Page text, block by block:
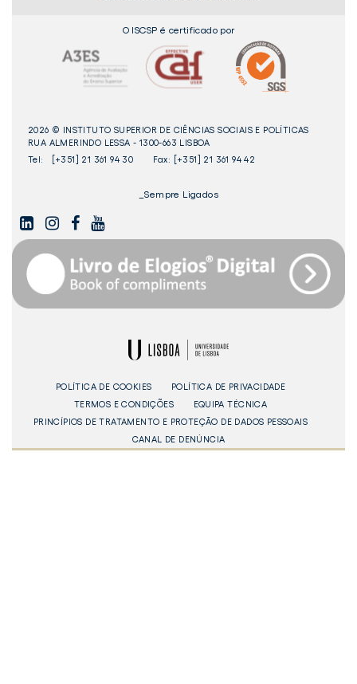
O ISCSP é certificado por
2026 © INSTITUTO SUPERIOR DE CIÊNCIAS SOCIAIS E POLÍTICAS
RUA ALMERINDO LESSA - 1300-663 LISBOA
Tel:
[+351] 21 361 94 30 Fax: [+351] 21 361 94 42
_Sempre Ligados
LINKEDININSTAGAMFACEBOOK
YOUTUBE
POLÍTICA DE COOKIES
POLÍTICA DE PRIVACIDADE
TERMOS E CONDIÇÕES
EQUIPA TÉCNICA
PRINCÍPIOS DE TRATAMENTO E PROTEÇÃO DE DADOS PESSOAIS
CANAL DE DENÚNCIA